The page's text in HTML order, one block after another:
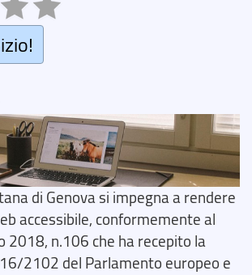
di Genova si impegna a rendere
accessibile, conformemente al
2018, n.106 che ha recepito la
2102 del Parlamento europeo e